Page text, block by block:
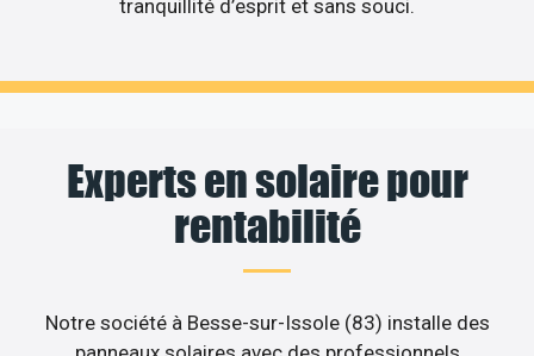
tranquillité d’esprit et sans souci.
Experts en solaire pour
rentabilité
Notre société à Besse-sur-Issole (83) installe des